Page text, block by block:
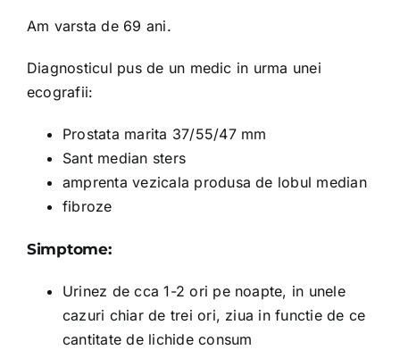
Am varsta de 69 ani.
Diagnosticul pus de un medic in urma unei
ecografii:
Prostata marita 37/55/47 mm
Sant median sters
amprenta vezicala produsa de lobul median
fibroze
Simptome:
Urinez de cca 1-2 ori pe noapte, in unele
cazuri chiar de trei ori, ziua in functie de ce
cantitate de lichide consum